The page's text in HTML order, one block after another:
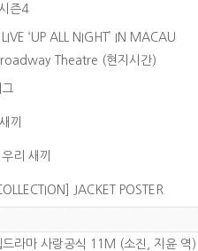
즌4
‘UP ALL NIGHT’ IN MACAU
Theatre (현지시간)
끼
리 새끼
JACKET POSTER
라마 사랑공식 11M (소진, 지윤 역)